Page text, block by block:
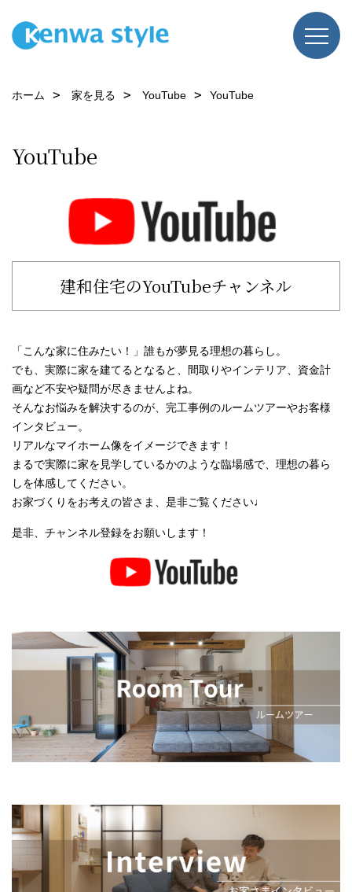
ホーム 家を見る YouTube YouTube
YouTube
建和住宅のYouTubeチャンネル
「こんな家に住みたい！」誰もが夢見る理想の暮らし。
でも、実際に家を建てるとなると、間取りやインテリア、資金計
画など不安や疑問が尽きませんよね。
そんなお悩みを解決するのが、完工事例のルームツアーやお客様
インタビュー。
リアルなマイホーム像をイメージできます！
まるで実際に家を見学しているかのような臨場感で、理想の暮ら
しを体感してください。
お家づくりをお考えの皆さま、是非ご覧ください♩
是非、チャンネル登録をお願いします！